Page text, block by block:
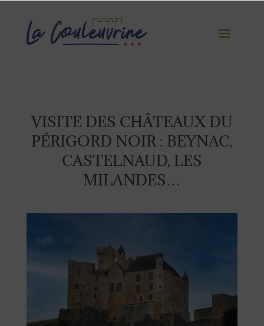
VISITE DES CHÂTEAUX DU
PÉRIGORD NOIR : BEYNAC,
CASTELNAUD, LES
MILANDES…